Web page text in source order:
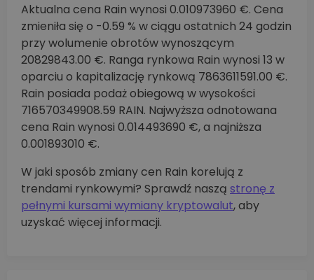
Aktualna cena Rain wynosi 0.010973960 €. Cena
zmieniła się o -0.59 % w ciągu ostatnich 24 godzin
przy wolumenie obrotów wynoszącym
20829843.00 €. Ranga rynkowa Rain wynosi 13 w
oparciu o kapitalizację rynkową 7863611591.00 €.
Rain posiada podaż obiegową w wysokości
716570349908.59 RAIN. Najwyższa odnotowana
cena Rain wynosi 0.014493690 €, a najniższa
0.001893010 €.
W jaki sposób zmiany cen Rain korelują z
trendami rynkowymi? Sprawdź naszą stronę z
pełnymi kursami wymiany kryptowalut, aby
uzyskać więcej informacji.